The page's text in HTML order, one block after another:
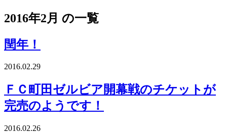
2016年2月 の一覧
閏年！
2016.02.29
ＦＣ町田ゼルビア開幕戦のチケットが
完売のようです！
2016.02.26